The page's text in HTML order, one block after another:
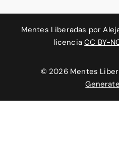
Mentes Liberadas por
licenciaCC BY-
© 2026 Mentes